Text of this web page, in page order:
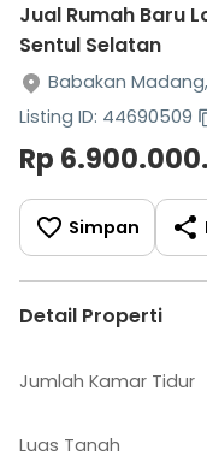
Jual Rumah Baru
Sentul Selatan
Babakan
Listing ID: 44690509
Rp
Simpan
Detail Properti
Jumlah Kamar Tidur
Luas Tanah